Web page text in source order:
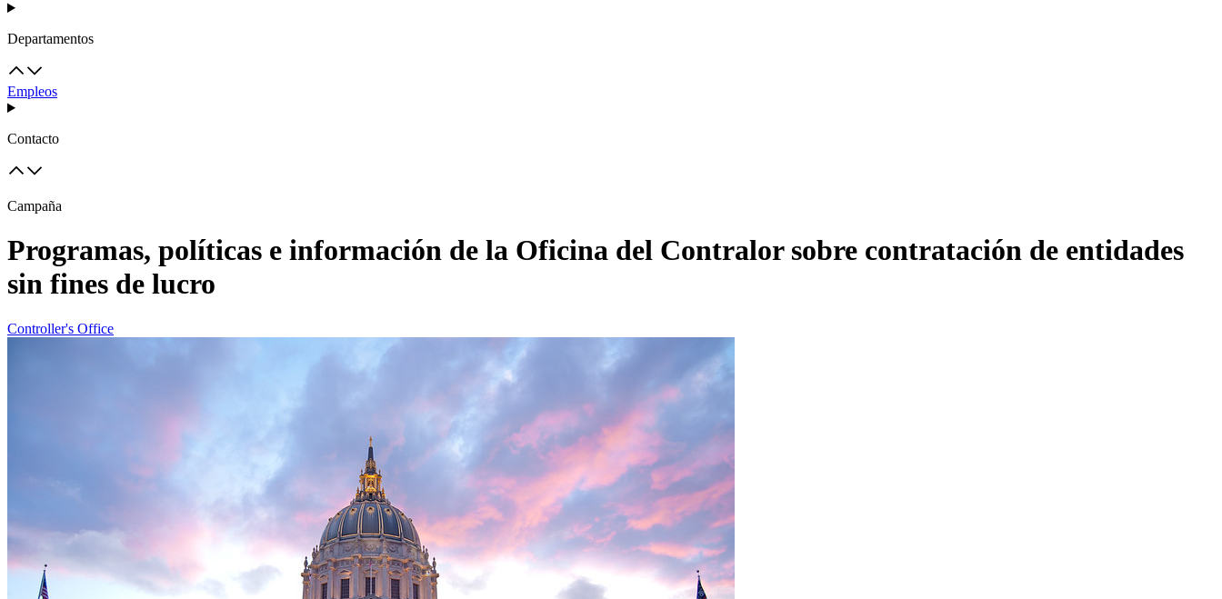
Departamentos
Empleos
Contacto
Campaña
Programas, políticas e información de la Oficina del Contralor sobre contratación de entidades
sin fines de lucro
Controller's Office